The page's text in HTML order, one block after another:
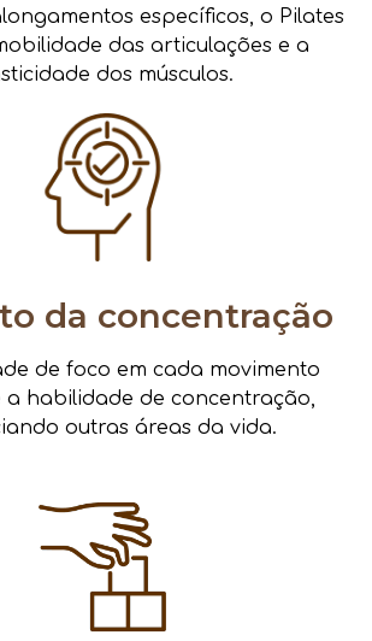
específicos, o Pilates
das articulações e a
dos músculos.
da concentração
de foco em cada movimento
a habilidade de concentração,
outras áreas da vida.